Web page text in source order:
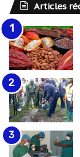
Articles